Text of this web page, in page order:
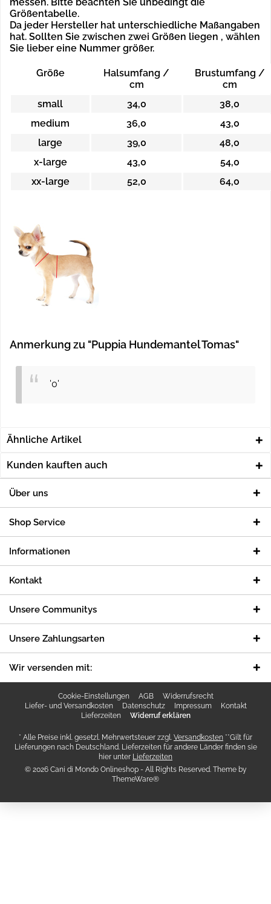
Größentabelle.
Da jeder Hersteller hat unterschiedliche Maßangaben
hat. Sollten Sie zwischen zwei Größen liegen , wählen
Sie lieber eine Nummer größer.
Größe
Halsumfang /
cm
Brustumfang /
cm
small
34,0
38,0
medium
36,0
43,0
large
39,0
48,0
x-large
43,0
54,0
xx-large
52,0 64,0
Anmerkung zu "Puppia Hundemantel Tomas"
'0'
Ähnliche Artikel
Kunden kauften auch
Über uns
Shop Service
Informationen
Kontakt
Unsere Communitys
Unsere Zahlungsarten
Wir versenden mit:
Cookie-Einstellungen AGB
Widerrufsrecht
Liefer- und Versandkosten
Datenschutz Impressum
Kontakt
Lieferzeiten
Widerruf erklären
* Alle Preise inkl. gesetzl. Mehrwertsteuer zzgl. Versandkosten **Gilt für
Lieferungen nach Deutschland. Lieferzeiten für andere Länder finden sie
hier unter Lieferzeiten
© 2026 Cani di Mondo Onlineshop - All Rights Reserved. Theme by
ThemeWare®